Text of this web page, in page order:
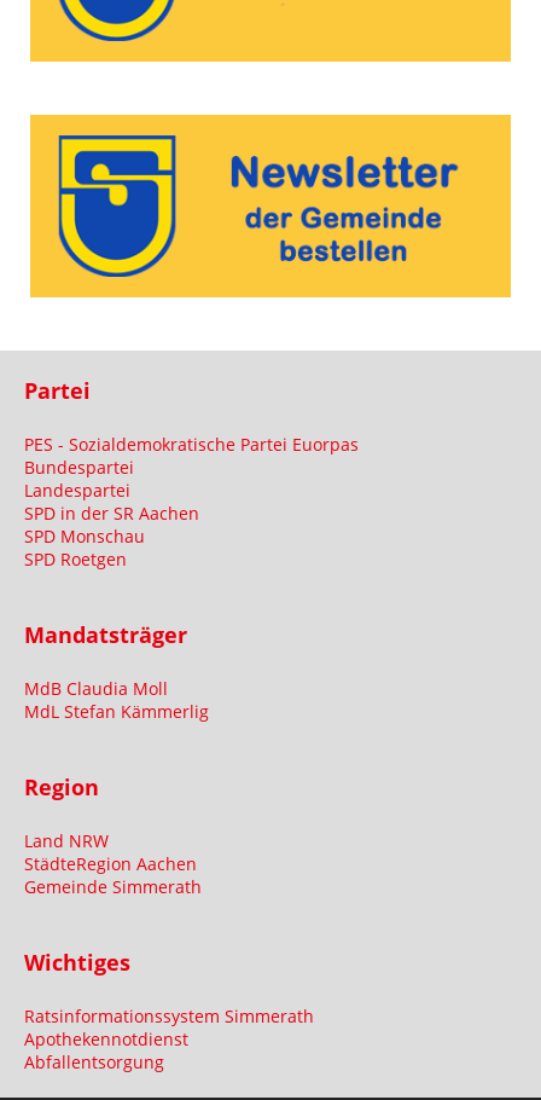
Partei
PES - Sozialdemokratische Partei Euorpas
Bundespartei
Landespartei
SPD in der SR Aachen
SPD Monschau
SPD Roetgen
Mandatsträger
MdB Claudia Moll
MdL Stefan Kämmerlig
Region
Land NRW
StädteRegion Aachen
Gemeinde Simmerath
Wichtiges
Ratsinformationssystem Simmerath
Apothekennotdienst
Abfallentsorgung